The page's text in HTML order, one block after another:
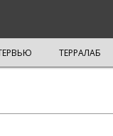
ТЕРРАЛАБ